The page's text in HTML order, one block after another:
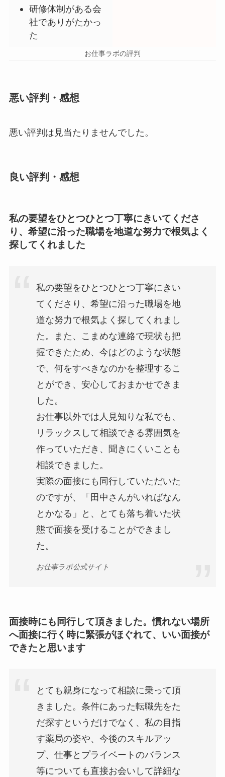
研修体制がある会
社でありがたかっ
た
お仕事ラボの評判
悪い評判・感想
悪い評判は見当たりませんでした。
良い評判・感想
私の要望をひとつひとつ丁寧にきいてくださ
り、希望に沿った職場を地道な努力で根気よく
探してくれました
私の要望をひとつひとつ丁寧にきい
てくださり、希望に沿った職場を地
道な努力で根気よく探してくれまし
た。また、こまめな連絡で現状も把
握できたため、今はどのような状態
で、何をすべきなのかを整理するこ
とができ、安心しておまかせできま
した。
お仕事以外では人見知りな私でも、
リラックスして相談できる雰囲気を
作っていただき、聞きにくいことも
相談できました。
実際の面接にも同行していただいた
のですが、「田中さんがいればなん
とかなる」と、とても落ち着いた状
態で面接を受けることができまし
た。
お仕事ラボ公式サイト
面接時にも同行して頂きました。慣れない場所
へ面接に行く時に緊張がほぐれて、いい面接が
できたと思います
とても親身になって相談に乗って頂
きました。条件にあった転職先をた
だ探すというだけでなく、私の目指
す薬局の姿や、今後のスキルアッ
プ、仕事とプライベートのバランス
等についても直接お会いして詳細な